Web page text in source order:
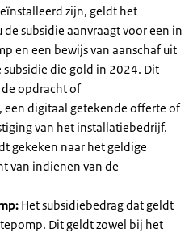
zijn, geldt het
subsidie aanvraagt voor een in
en een bewijs van aanschaf uit
die gold in 2024. Dit
opdracht of
digitaal getekende offerte of
van het installatiebedrijf.
gekeken naar het geldige
van indienen van de
Het subsidiebedrag dat geldt
Dit geldt zowel bij het